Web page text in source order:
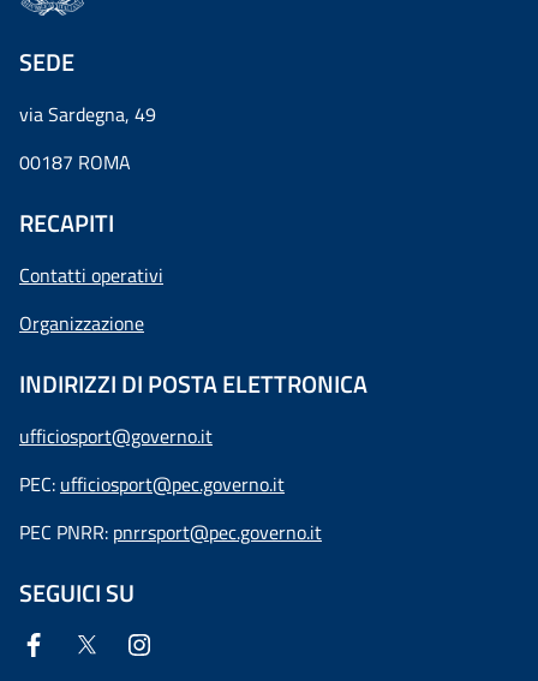
SEDE
via Sardegna, 49
00187 ROMA
RECAPITI
Contatti operativi
Organizzazione
INDIRIZZI DI POSTA ELETTRONICA
ufficiosport@governo.it
PEC: ufficiosport@pec.governo.it
PEC PNRR: pnrrsport@pec.governo.it
SEGUICI SU